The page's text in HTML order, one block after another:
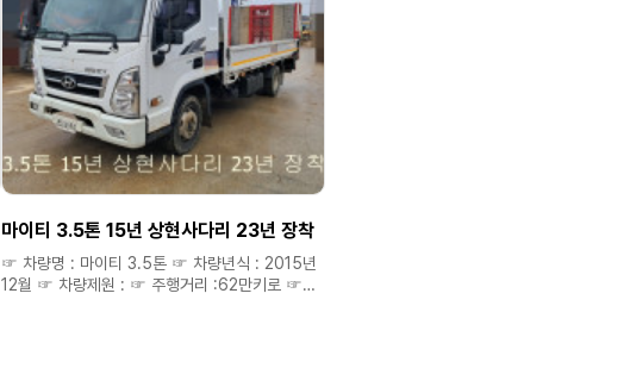
가능합니다 ◈ 연락주시면 성심.성의것
상담해드립니다 ◈ 필요한차량 용도예맞는차량
저렴하게 구해드립니다. ◈ 미처올리지
못한차량도 여러대있으니 연락주세요. ◈ 신뢰와
진실.정직으로 최선을 다하겠습니다 **
위탁차량은 소정의 소개비 별도 있습니다 ** ▷▶
경신중고특장차 대표 공공식 ▷▶ 홈페이지 :
kmiro2.kr ▷▶ 네이버 블로그 :
8949.kmiro2.kr ▷▶ 다 음 블로그 :
4989.kmiro2.kr ☎ 연락처 : 010 6470
8949 ☎ ( 차량가격 확인은 홈페이지에서만
가능합니다. )
마이티 3.5톤 15년 상현사다리 23년 장착
☞ 차량명 : 마이티 3.5톤 ☞ 차량년식 : 2015년
12월 ☞ 차량제원 : ☞ 주행거리 :62만키로 ☞